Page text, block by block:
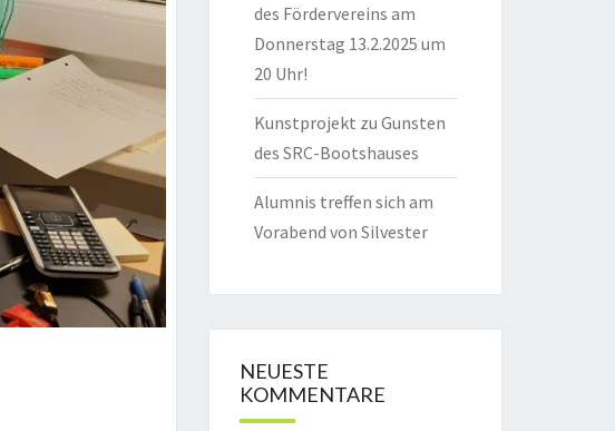
des Fördervereins am
Donnerstag 13.2.2025 um
20 Uhr!
Kunstprojekt zu Gunsten
des SRC-Bootshauses
Alumnis treffen sich am
Vorabend von Silvester
NEUESTE
KOMMENTARE